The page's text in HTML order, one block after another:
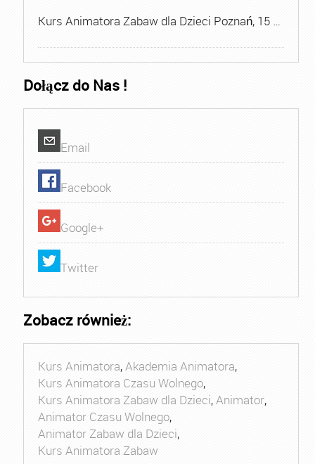
Kurs Animatora Zabaw dla Dzieci Poznań, 15 …
Dołącz do Nas !
Email
Facebook
Google+
Twitter
Zobacz również:
Kurs Animatora,Akademia Animatora,
Kurs Animatora Czasu Wolnego,
Kurs Animatora Zabaw dla Dzieci,Animator,
Animator Czasu Wolnego,
Animator Zabaw dla Dzieci,
Kurs Animatora Zabaw